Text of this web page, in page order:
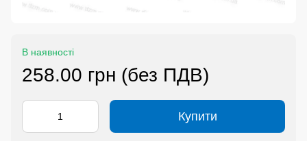
В наявності
258.00 грн (без ПДВ)
Купити